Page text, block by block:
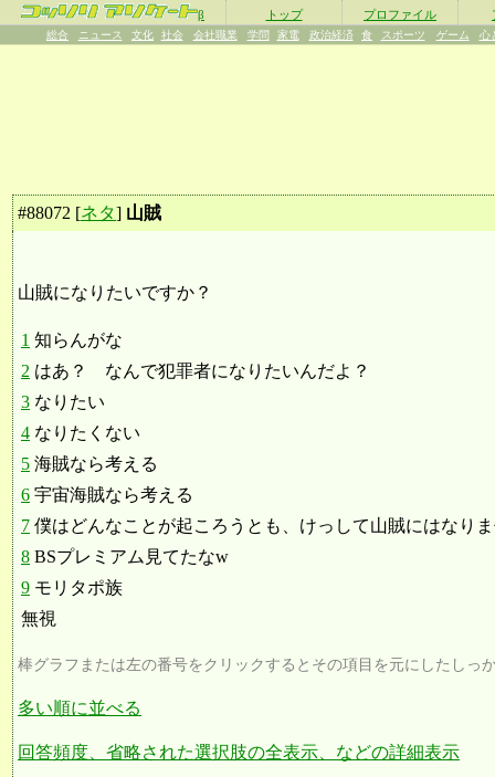
β トップ プロファイル
総合 ニュース 文化 社会 会社職業 学問 家電 政治経済 食 スポーツ ゲーム 心
#88072 [ネタ] 山賊
山賊になりたいですか？
1 知らんがな
2 はあ？ なんで犯罪者になりたいんだよ？
3 なりたい
4 なりたくない
5 海賊なら考える
6 宇宙海賊なら考える
7 僕はどんなことが起ころうとも、けっして山賊にはなり
8 BSプレミアム見てたなw
9 モリタポ族
無視
棒グラフまたは左の番号をクリックするとその項目を元にしたしっ
多い順に並べる
回答頻度、省略された選択肢の全表示、などの詳細表示